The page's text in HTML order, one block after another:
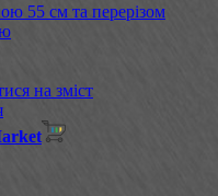
55 см та перерізом
на зміст